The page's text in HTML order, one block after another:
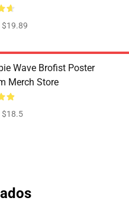
$19.89
Wave Brofist Poster
Merch Store
$18.5